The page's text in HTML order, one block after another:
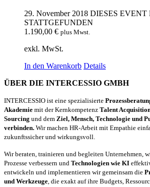
29. November 2018 DIESES EVENT
STATTGEFUNDEN
1.190,00 € plus Mwst.
exkl. MwSt.
In den Warenkorb Details
ÜBER DIE INTERCESSIO GMBH
INTERCESSIO ist eine spezialisierte
Akademie mit der Kernkompetenz Talent
Sourcing und dem Ziel, Mensch, Technologie und
verbinden. Wir machen HR-Arbeit mit Empathie
zukunftssicher und wirkungsvoll.
Wir beraten, trainieren und begleiten Unternehmen,
Prozesse verbessern und Technologien wie KI
entwickeln und implementieren wir gemeinsam die
und Werkzeuge, die exakt auf ihre Budgets,